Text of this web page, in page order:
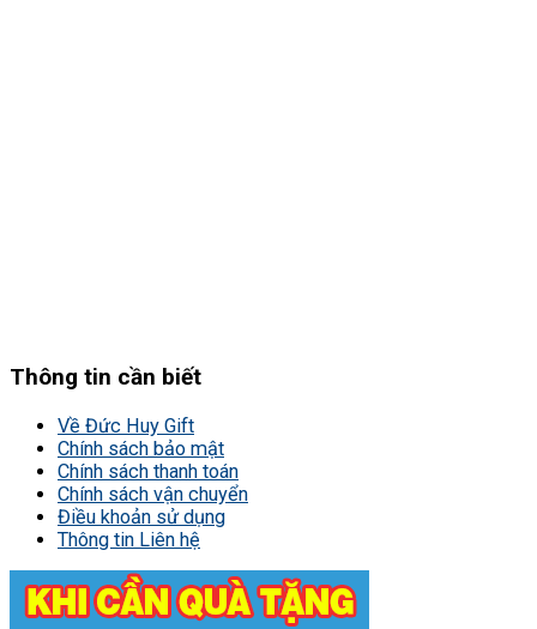
Thông tin cần biết
Về Đức Huy Gift
Chính sách bảo mật
Chính sách thanh toán
Chính sách vận chuyển
Điều khoản sử dụng
Thông tin Liên hệ